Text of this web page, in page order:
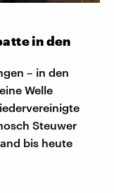
in den
– in den
Welle
Steuwer
bis heute